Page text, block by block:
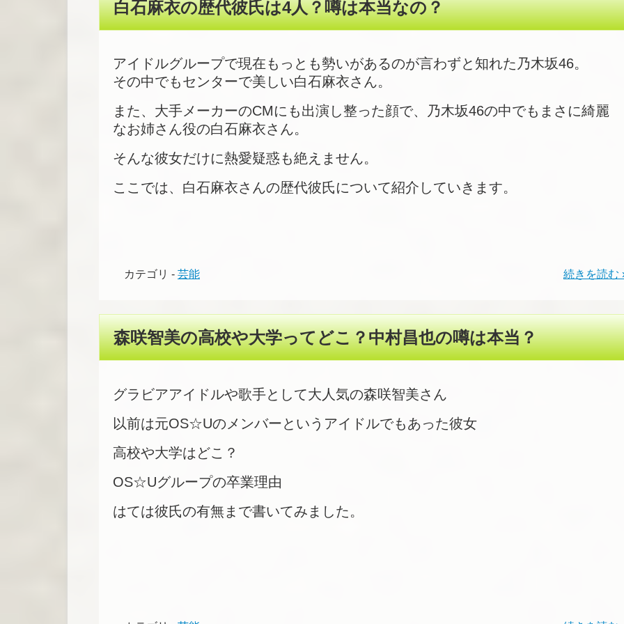
白石麻衣の歴代彼氏は4人？噂は本当なの？
アイドルグループで現在もっとも勢いがあるのが言わずと知れた乃木坂46。
その中でもセンターで美しい白石麻衣さん。
また、大手メーカーのCMにも出演し整った顔で、乃木坂46の中でもまさに綺麗
なお姉さん役の白石麻衣さん。
そんな彼女だけに熱愛疑惑も絶えません。
ここでは、白石麻衣さんの歴代彼氏について紹介していきます。
続きを読む
カテゴリ - 芸能
森咲智美の高校や大学ってどこ？中村昌也の噂は本当？
グラビアアイドルや歌手として大人気の森咲智美さん
以前は元OS☆Uのメンバーというアイドルでもあった彼女
高校や大学はどこ？
OS☆Uグループの卒業理由
はては彼氏の有無まで書いてみました。